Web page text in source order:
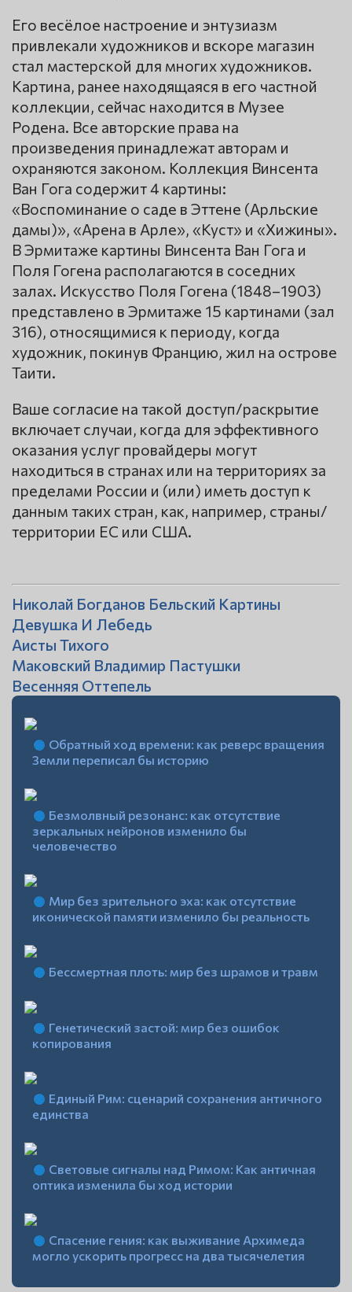
Его весёлое настроение и энтузиазм
привлекали художников и вскоре магазин
стал мастерской для многих художников.
Картина, ранее находящаяся в его частной
коллекции, сейчас находится в Музее
Родена. Все авторские права на
произведения принадлежат авторам и
охраняются законом. Коллекция Винсента
Ван Гога содержит 4 картины:
«Воспоминание о саде в Эттене (Арльские
дамы)», «Арена в Арле», «Куст» и «Хижины».
В Эрмитаже картины Винсента Ван Гога и
Поля Гогена располагаются в соседних
залах. Искусство Поля Гогена (1848–1903)
представлено в Эрмитаже 15 картинами (зал
316), относящимися к периоду, когда
художник, покинув Францию, жил на острове
Таити.
Ваше согласие на такой доступ/раскрытие
включает случаи, когда для эффективного
оказания услуг провайдеры могут
находиться в странах или на территориях за
пределами России и (или) иметь доступ к
данным таких стран, как, например, страны/
территории ЕС или США.
Николай Богданов Бельский Картины
Девушка И Лебедь
Аисты Тихого
Маковский Владимир Пастушки
Весенняя Оттепель
Обратный ход времени: как реверс вращения
Земли переписал бы историю
Безмолвный резонанс: как отсутствие
зеркальных нейронов изменило бы
человечество
Мир без зрительного эха: как отсутствие
иконической памяти изменило бы реальность
Бессмертная плоть: мир без шрамов и травм
Генетический застой: мир без ошибок
копирования
Единый Рим: сценарий сохранения античного
единства
Световые сигналы над Римом: Как античная
оптика изменила бы ход истории
Спасение гения: как выживание Архимеда
могло ускорить прогресс на два тысячелетия